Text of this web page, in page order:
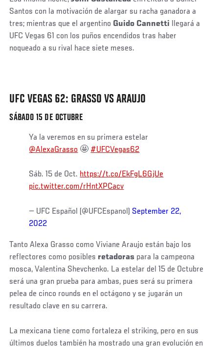
Santos con la motivación de alargar su racha ganadora a
tres; mientras que el argentino Guido Cannetti llegará a
UFC Vegas 61 con los puños encendidos tras haber
noqueado a su rival hace siete meses.
UFC VEGAS 62: GRASSO VS ARAUJO
SÁBADO 15 DE OCTUBRE
Ya la veremos en su primera estelar
@AlexaGrasso 🤩 #UFCVegas62
Sáb. 15 de Oct. https://t.co/EkFgL6GjUe
pic.twitter.com/rHntXPCacv
— UFC Español (@UFCEspanol) September 22,
2022
Tanto Alexa Grasso como Viviane Araujo están bajo los
reflectores como posibles retadoras para la campeona
mosca, Valentina Shevchenko. La estelar del 15 de Octubre
será una gran prueba para ambas, pues será su primera
pelea de cinco rounds en el octágono y se jugarán un
resultado clave en su carrera.
La mexicana tiene como fortaleza el striking, pero en sus
últimos duelos también ha mostrado una gran evolución en